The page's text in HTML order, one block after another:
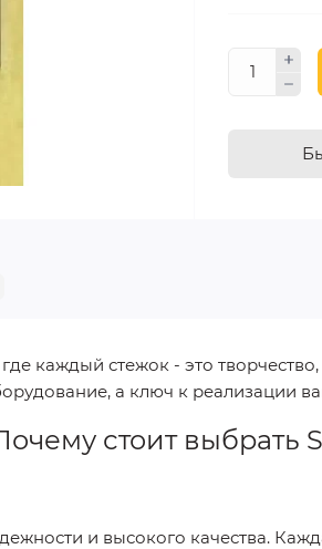
каждый стежок - это
а ключ к реализации
стоит выбрать
и высокого качества.